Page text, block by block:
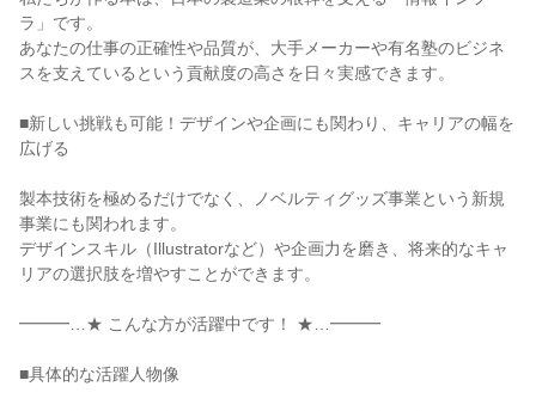
ラ」です。
あなたの仕事の正確性や品質が、大手メーカーや有名塾のビジネ
スを支えているという貢献度の高さを日々実感できます。
■新しい挑戦も可能！デザインや企画にも関わり、キャリアの幅を
広げる
製本技術を極めるだけでなく、ノベルティグッズ事業という新規
事業にも関われます。
デザインスキル（Illustratorなど）や企画力を磨き、将来的なキャ
リアの選択肢を増やすことができます。
━━━…★ こんな方が活躍中です！ ★…━━━
■具体的な活躍人物像